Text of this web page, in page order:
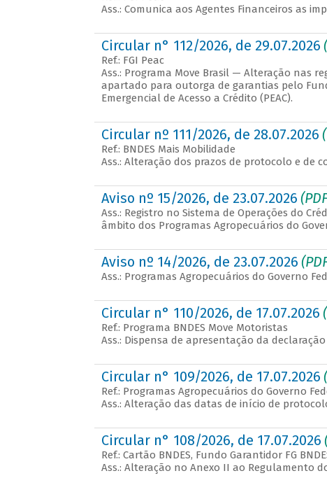
Ass.: Comunica aos Agentes Financeiros as
Circular n° 112/2026, de 29.07.2026
Ref.: FGI Peac
Ass.: Programa Move Brasil — Alteração nas
apartado para outorga de garantias pelo
Emergencial de Acesso a Crédito (PEAC).
Circular nº 111/2026, de 28.07.2026
Ref.: BNDES Mais Mobilidade
Ass.: Alteração dos prazos de protocolo e de
Aviso nº 15/2026, de 23.07.2026
Ass.: Registro no Sistema de Operações do
âmbito dos Programas Agropecuários do
Aviso nº 14/2026, de 23.07.2026
Ass.: Programas Agropecuários do Governo
Circular n° 110/2026, de 17.07.2026
Ref.: Programa BNDES Move Motoristas
Ass.: Dispensa de apresentação da
Circular n° 109/2026, de 17.07.2026
Ref.: Programas Agropecuários do Governo
Ass.: Alteração das datas de início de
Circular n° 108/2026, de 17.07.2026
Ref.: Cartão BNDES, Fundo Garantidor FG
Ass.: Alteração no Anexo II ao Regulamento do